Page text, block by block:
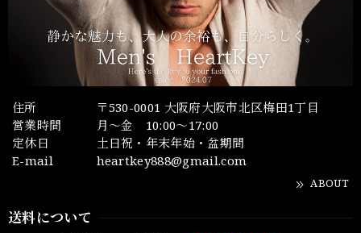
住所
〒530-0001 大阪府大阪市北区梅田1丁目
営業時間
月～金 10:00～17:00
定休日
土日祝・年末年始・盆期間
E-mail
heartkey888@gmail.com
ABOUT
送料について